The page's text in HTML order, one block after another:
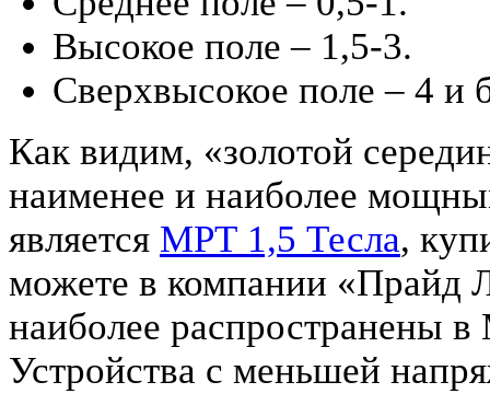
Высокое поле – 1,5-3.
Сверхвысокое поле – 4 и
Как видим, «золотой
наименее и наиболее
является МРТ 1,5 Тесла,
можете в компании «Прайд
наиболее распространены
Устройства с меньшей